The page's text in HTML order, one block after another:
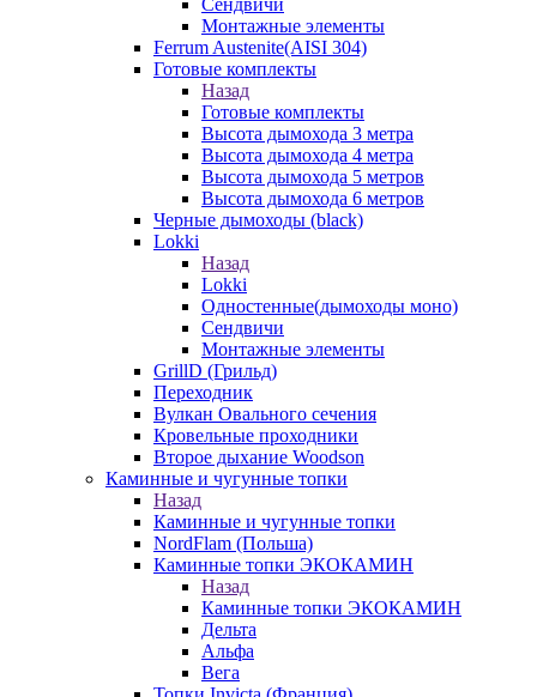
Сендвичи
Монтажные элементы
Ferrum Austenite(AISI 304)
Готовые комплекты
Назад
Готовые комплекты
Высота дымохода 3 метра
Высота дымохода 4 метра
Высота дымохода 5 метров
Высота дымохода 6 метров
Черные дымоходы (black)
Lokki
Назад
Lokki
Одностенные(дымоходы моно)
Сендвичи
Монтажные элементы
GrillD (Грильд)
Переходник
Вулкан Овального сечения
Кровельные проходники
Второе дыхание Woodson
Каминные и чугунные топки
Назад
Каминные и чугунные топки
NordFlam (Польша)
Каминные топки ЭКОКАМИН
Назад
Каминные топки ЭКОКАМИН
Дельта
Альфа
Вега